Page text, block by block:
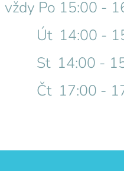
vždy Po 15:00 -
Út 14:00 -
St 14:00 -
Čt 17:00 -